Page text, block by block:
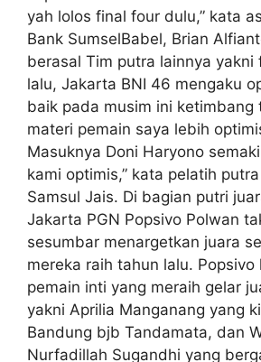
yah lolos final four dulu,” kata
Bank SumselBabel, Brian
berasal Tim putra lainnya yakni
lalu, Jakarta BNI 46 mengaku
baik pada musim ini ketimbang
materi pemain saya lebih
Masuknya Doni Haryono
kami optimis,” kata pelatih
Samsul Jais. Di bagian putri
Jakarta PGN Popsivo Polwan
sesumbar menargetkan juara
mereka raih tahun lalu. Popsivo
pemain inti yang meraih gelar
yakni Aprilia Manganang yang
Bandung bjb Tandamata, dan
Nurfadillah Sugandhi yang